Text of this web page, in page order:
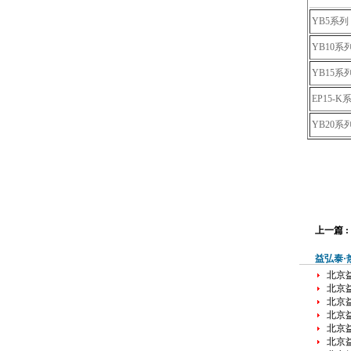
YB5系列
YB10系
YB15系
EP15-K
YB20系
上一篇 :
益弘泰·
北京
北京
北京
北京
北京
北京